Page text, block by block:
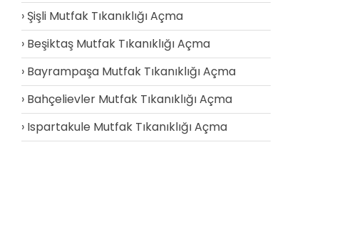
Şişli Mutfak Tıkanıklığı Açma
Beşiktaş Mutfak Tıkanıklığı Açma
Bayrampaşa Mutfak Tıkanıklığı Açma
Bahçelievler Mutfak Tıkanıklığı Açma
Ispartakule Mutfak Tıkanıklığı Açma